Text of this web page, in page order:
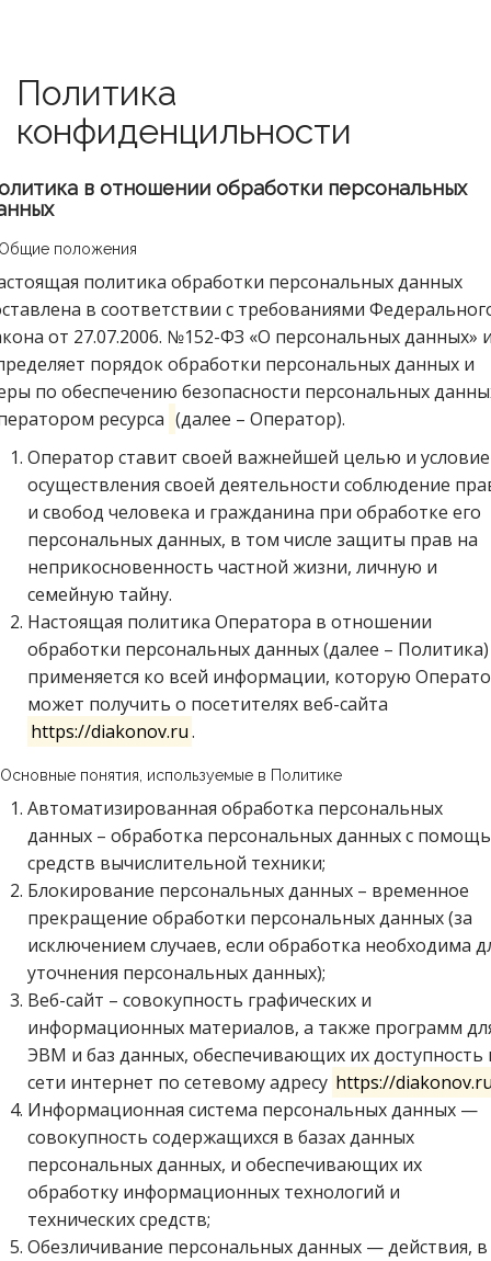
Политика
конфиденцильности
в отношении обработки персональных
положения
политика обработки персональных данных
в соответствии с требованиями
от 27.07.2006. №152-ФЗ «О персональных данных»
порядок обработки персональных данных и
по обеспечению безопасности персональных
ресурса (далее – Оператор).
Оператор ставит своей важнейшей целью и
осуществления своей деятельности соблюдение
и свобод человека и гражданина при обработке его
персональных данных, в том числе защиты прав на
неприкосновенность частной жизни, личную и
семейную тайну.
Настоящая политика Оператора в отношении
обработки персональных данных (далее – Политика)
применяется ко всей информации, которую
может получить о посетителях веб-сайта
https://diakonov.ru.
понятия, используемые в Политике
Автоматизированная обработка персональных
данных – обработка персональных данных с
средств вычислительной техники;
Блокирование персональных данных – временное
прекращение обработки персональных данных (за
исключением случаев, если обработка необходима
уточнения персональных данных);
Веб-сайт – совокупность графических и
информационных материалов, а также программ
ЭВМ и баз данных, обеспечивающих их доступность
сети интернет по сетевому адресу https://
Информационная система персональных данных —
совокупность содержащихся в базах данных
персональных данных, и обеспечивающих их
обработку информационных технологий и
технических средств;
Обезличивание персональных данных — действия, в